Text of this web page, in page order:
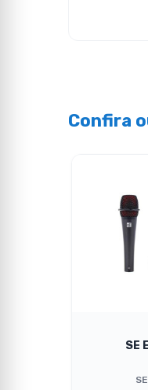
Confira
SE